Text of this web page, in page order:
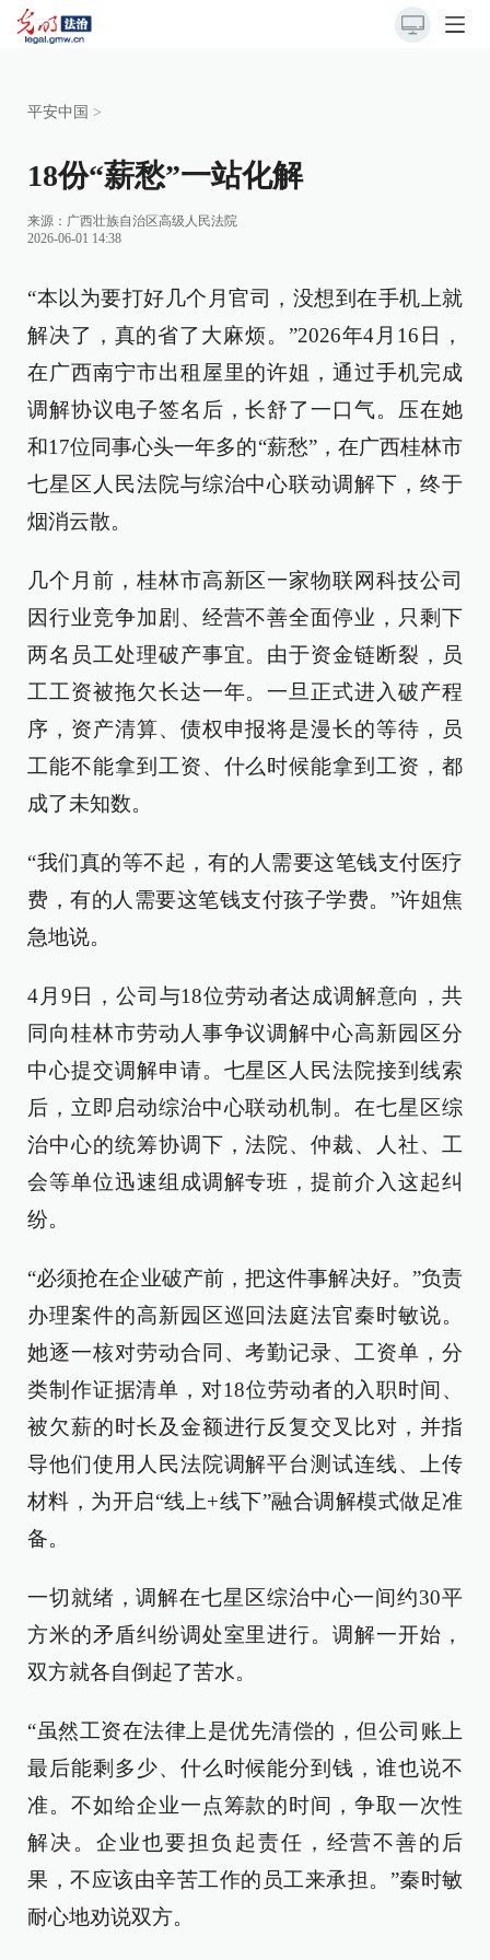
平安中国 >
18份“薪愁”一站化解
来源： 广西壮族自治区高级人民法院
2026-06-01 14:38
“本以为要打好几个月官司，没想到在手机上就
解决了，真的省了大麻烦。”2026年4月16日，
在广西南宁市出租屋里的许姐，通过手机完成
调解协议电子签名后，长舒了一口气。压在她
和17位同事心头一年多的“薪愁”，在广西桂林市
七星区人民法院与综治中心联动调解下，终于
烟消云散。
几个月前，桂林市高新区一家物联网科技公司
因行业竞争加剧、经营不善全面停业，只剩下
两名员工处理破产事宜。由于资金链断裂，员
工工资被拖欠长达一年。一旦正式进入破产程
序，资产清算、债权申报将是漫长的等待，员
工能不能拿到工资、什么时候能拿到工资，都
成了未知数。
“我们真的等不起，有的人需要这笔钱支付医疗
费，有的人需要这笔钱支付孩子学费。”许姐焦
急地说。
4月9日，公司与18位劳动者达成调解意向，共
同向桂林市劳动人事争议调解中心高新园区分
中心提交调解申请。七星区人民法院接到线索
后，立即启动综治中心联动机制。在七星区综
治中心的统筹协调下，法院、仲裁、人社、工
会等单位迅速组成调解专班，提前介入这起纠
纷。
“必须抢在企业破产前，把这件事解决好。”负责
办理案件的高新园区巡回法庭法官秦时敏说。
她逐一核对劳动合同、考勤记录、工资单，分
类制作证据清单，对18位劳动者的入职时间、
被欠薪的时长及金额进行反复交叉比对，并指
导他们使用人民法院调解平台测试连线、上传
材料，为开启“线上+线下”融合调解模式做足准
备。
一切就绪，调解在七星区综治中心一间约30平
方米的矛盾纠纷调处室里进行。调解一开始，
双方就各自倒起了苦水。
“虽然工资在法律上是优先清偿的，但公司账上
最后能剩多少、什么时候能分到钱，谁也说不
准。不如给企业一点筹款的时间，争取一次性
解决。企业也要担负起责任，经营不善的后
果，不应该由辛苦工作的员工来承担。”秦时敏
耐心地劝说双方。